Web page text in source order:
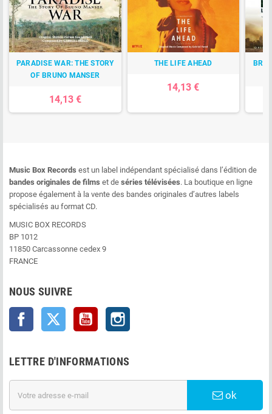
PARADISE WAR: THE STORY
OF BRUNO MANSER
14,13 €
THE LIFE AHEAD
14,13 €
Music Box Records est un label indépendant spécialisé dans l’édition de
bandes originales de films et de séries télévisées. La boutique en ligne
propose également à la vente des bandes originales d’autres labels
spécialisés au format CD.
MUSIC BOX RECORDS
BP 1012
11850 Carcassonne cedex 9
FRANCE
NOUS SUIVRE
Facebook Twitter YouTube
LETTRE D'INFORMATIONS
ok